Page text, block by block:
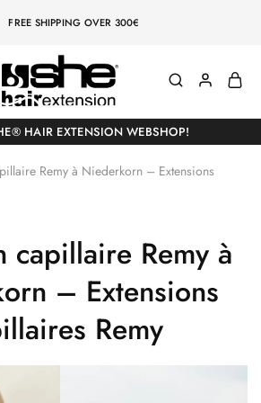
FREE SHIPPING OVER 300€
HAIR EXTENSION WEBSHOP!
Remy à Niederkorn – Extensions
capillaire Remy à
– Extensions
Remy